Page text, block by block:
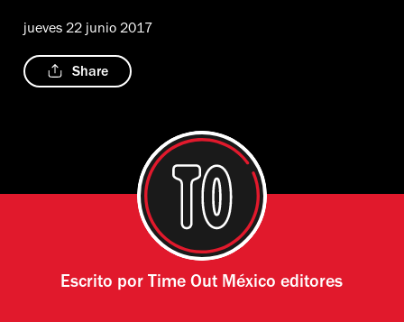
jueves 22 junio 2017
Share
Escrito por Time Out México editores